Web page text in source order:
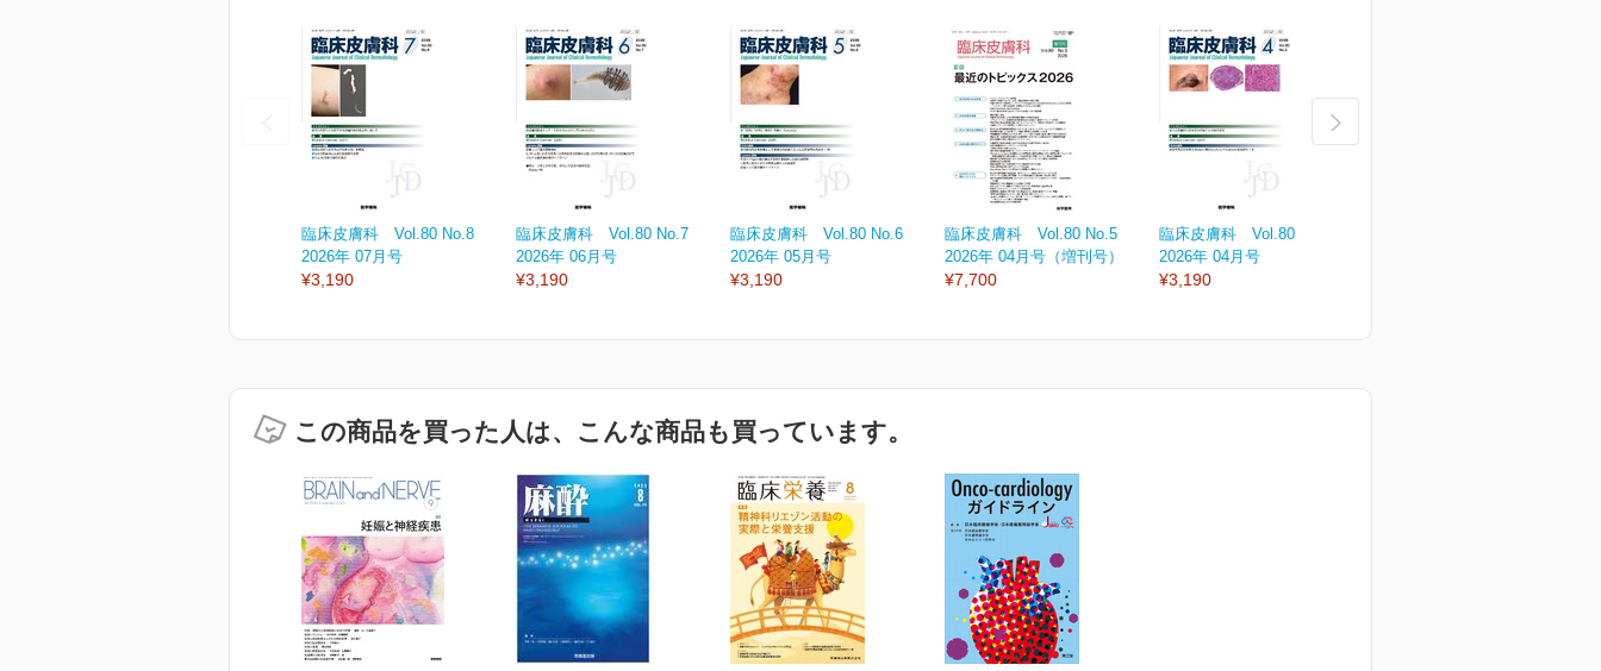
臨床皮膚科 Vol.80 No.8
2026年 07月号
¥3,190
臨床皮膚科 Vol.80 No.7
2026年 06月号
¥3,190
臨床皮膚科 Vol.80 No.6
2026年 05月号
¥3,190
臨床皮膚科 Vol.80 No.5
2026年 04月号（増刊号）
¥7,700
臨床皮膚科 Vol.80 No.4
2026年 04月号
¥3,190
この商品を買った人は、こんな商品も買っています。